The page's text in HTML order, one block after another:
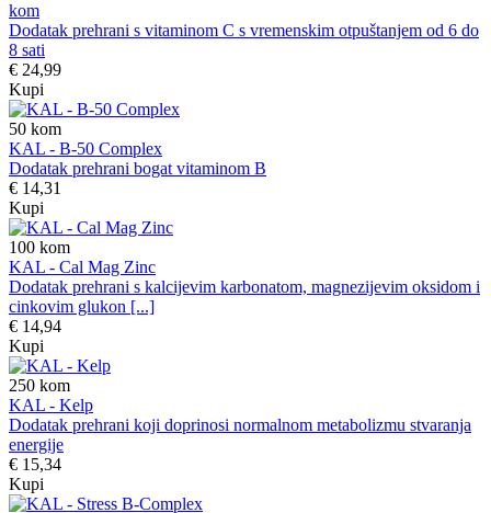
kom
Dodatak prehrani s vitaminom C s vremenskim otpuštanjem od 6 do
8 sati
€ 24,99
Kupi
50 kom
KAL - B-50 Complex
Dodatak prehrani bogat vitaminom B
€ 14,31
Kupi
100 kom
KAL - Cal Mag Zinc
Dodatak prehrani s kalcijevim karbonatom, magnezijevim oksidom i
cinkovim glukon [...]
€ 14,94
Kupi
250 kom
KAL - Kelp
Dodatak prehrani koji doprinosi normalnom metabolizmu stvaranja
energije
€ 15,34
Kupi